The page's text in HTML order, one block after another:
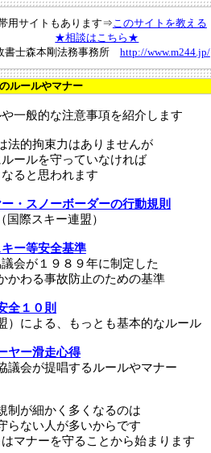
用サイトもあります⇒このサイトを教える
★相談はこちら★
書士森本剛法務事務所 http://www.m244.jp/
ルールやマナー
一般的な注意事項を紹介します
法的拘束力はありませんが
ールを守っていなければ
ると思われます
スノーボーダーの行動規則
国際スキー連盟）
キー等安全基準
会が１９８９年に制定した
かわる事故防止のための基準
全１０則
）による、もっとも基本的なルール
ヤー滑走心得
議会が提唱するルールやマナー
制が細かく多くなるのは
らない人が多いからです
マナーを守ることから始まります